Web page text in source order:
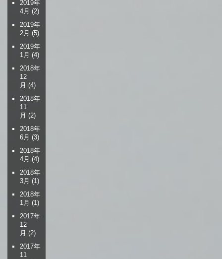
2019年
4月 (2)
2019年
2月 (5)
2019年
1月 (4)
2018年
12
月 (4)
2018年
11
月 (2)
2018年
6月 (3)
2018年
4月 (4)
2018年
3月 (1)
2018年
1月 (1)
2017年
12
月 (2)
2017年
11